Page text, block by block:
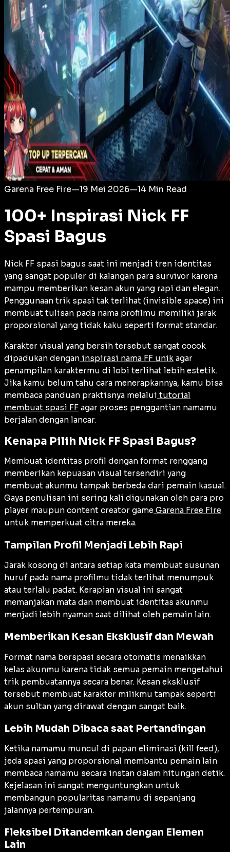
Login
Garena Free Fire—19 Mei 2026—14 Min Read
100+ Inspirasi Nick FF
Spasi Bagus
Nick FF spasi bagus saat ini menjadi tren identitas
yang sangat populer di kalangan para survivor karena
mampu memberikan kesan akun yang rapi dan elegan.
Penggunaan trik spasi tak terlihat (invisible space) ini
membuat tulisan pada nama profilmu memiliki jarak
proporsional yang tidak kaku seperti format standar.
Karakter visual yang bersih tersebut sangat cocok
dipadukan dengan inspirasi nama FF unik agar
penampilan karaktermu di lobi terlihat lebih estetik.
Jika kamu belum tahu cara menerapkannya, kamu bisa
membaca panduan praktisnya melalui tutorial
membuat spasi FF agar proses penggantian namamu
berjalan dengan lancar.
Kenapa Pilih Nick FF Spasi Bagus?
Membuat identitas profil dengan format renggang
memberikan kepuasan visual tersendiri yang
membuat akunmu tampak berbeda dari pemain kasual.
Gaya penulisan ini sering kali digunakan oleh para pro
player maupun content creator game Garena Free Fire
untuk memperkuat citra mereka.
Tampilan Profil Menjadi Lebih Rapi
Jarak kosong di antara setiap kata membuat susunan
huruf pada nama profilmu tidak terlihat menumpuk
atau terlalu padat. Kerapian visual ini sangat
memanjakan mata dan membuat identitas akunmu
menjadi lebih nyaman saat dilihat oleh pemain lain.
Memberikan Kesan Eksklusif dan Mewah
Format nama berspasi secara otomatis menaikkan
kelas akunmu karena tidak semua pemain mengetahui
trik pembuatannya secara benar. Kesan eksklusif
tersebut membuat karakter milikmu tampak seperti
akun sultan yang dirawat dengan sangat baik.
Lebih Mudah Dibaca saat Pertandingan
Ketika namamu muncul di papan eliminasi (kill feed),
jeda spasi yang proporsional membantu pemain lain
membaca namamu secara instan dalam hitungan detik.
Kejelasan ini sangat menguntungkan untuk
membangun popularitas namamu di sepanjang
jalannya pertempuran.
Fleksibel Ditandemkan dengan Elemen
Lain